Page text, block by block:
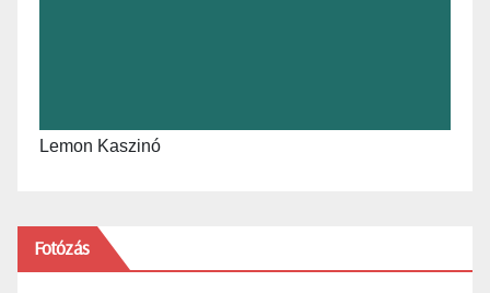
Lemon Kaszinó
Fotózás